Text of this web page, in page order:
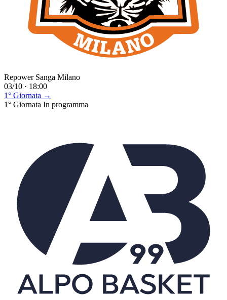
Repower Sanga Milano
03/10 · 18:00
1° Giornata →
1° Giornata In programma